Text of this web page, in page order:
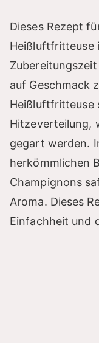
Dieses Rezept
Heißluftfritteuse
auf Geschmack
Heißluftfritteuse
Hitzeverteilung,
gegart werden.
herkömmlichen
Champignons
Aroma. Dieses
Einfachheit und